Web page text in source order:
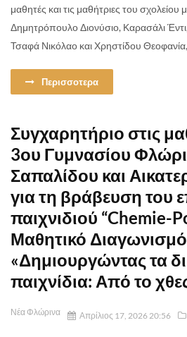
μαθητές και τις μαθήτριες του
Δημητρόπουλο Διονύσιο, Καρασάλι
Τσαφά Νικόλαο και Χρηστίδου
Περισσοτερα
Συγχαρητήριο στις
3ου Γυμνασίου
Σαπαλίδου και
για τη βράβευση του
παιχνιδιού “Chemie-
Μαθητικό
«Δημιουργώντας τα
παιχνίδια: Από το
Νέα Φλώρινα Απρίλιος 17, 2026 20:56